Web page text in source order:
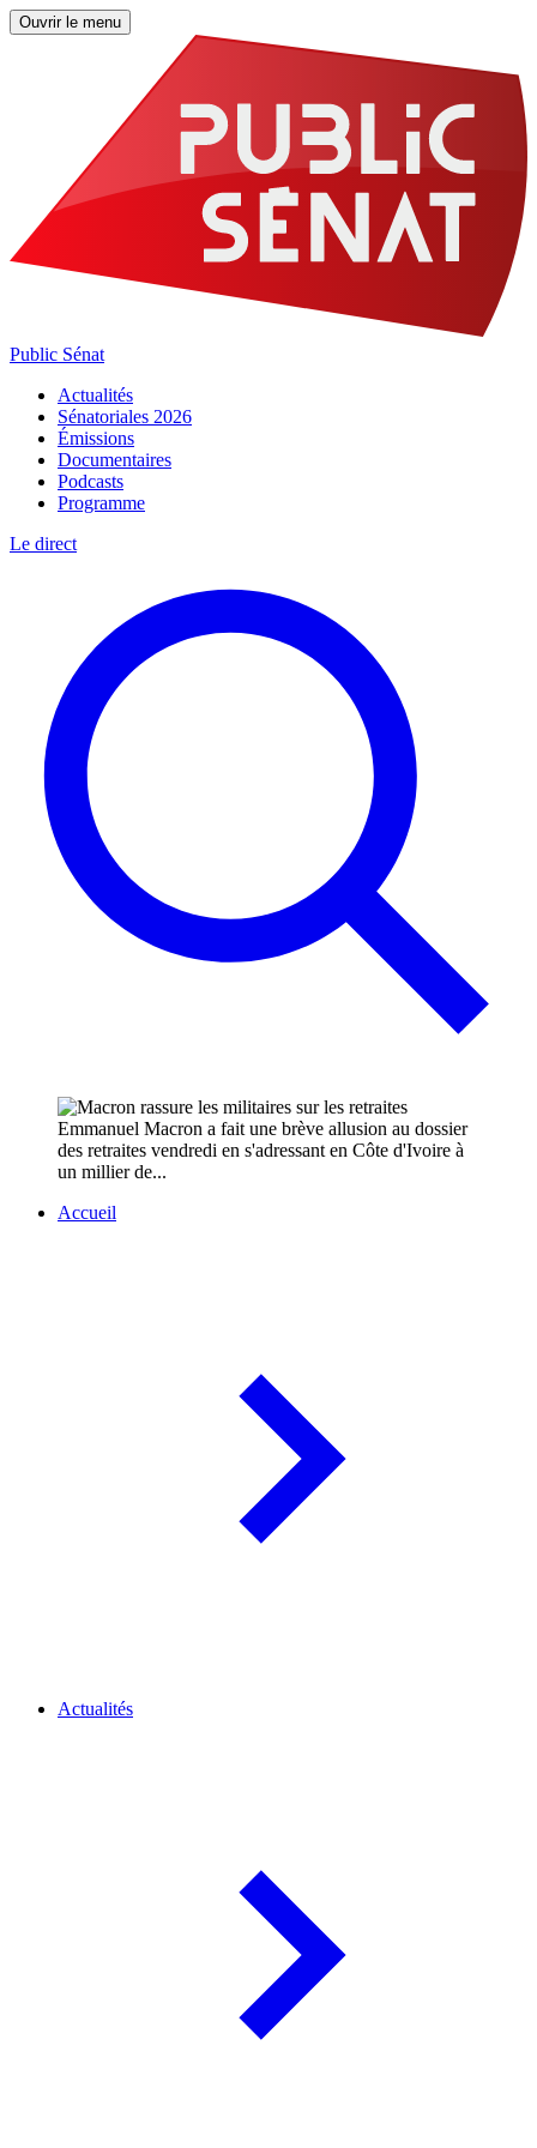
Ouvrir le menu
Public Sénat
Actualités
Sénatoriales 2026
Émissions
Documentaires
Podcasts
Programme
Le direct
Emmanuel Macron a fait une brève allusion au dossier
des retraites vendredi en s'adressant en Côte d'Ivoire à
un millier de...
Accueil
Actualités